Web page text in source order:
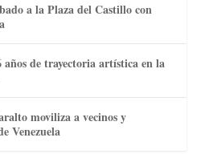
a la Plaza del Castillo con
de trayectoria artística en la
moviliza a vecinos y
Venezuela